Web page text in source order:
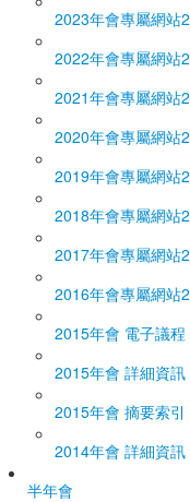
2023年會專屬網站
2022年會專屬網站
2021年會專屬網站
2020年會專屬網站
2019年會專屬網站
2018年會專屬網站
2017年會專屬網站
2016年會專屬網站
2015年會 電子議程
2015年會 詳細資訊
2015年會 摘要索引
2014年會 詳細資訊
半年會